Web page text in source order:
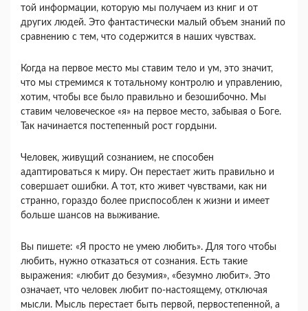
той информации, которую мы получаем из книг и от
других людей. Это фантастически малый объем знаний по
сравнению с тем, что содержится в наших чувствах.
Когда на первое место мы ставим тело и ум, это значит,
что мы стремимся к тотальному контролю и управлению,
хотим, чтобы все было правильно и безошибочно. Мы
ставим человеческое «я» на первое место, забывая о Боге.
Так начинается постепенный рост гордыни.
Человек, живущий сознанием, не способен
адаптироваться к миру. Он перестает жить правильно и
совершает ошибки. А тот, кто живет чувствами, как ни
странно, гораздо более приспособлен к жизни и имеет
больше шансов на выживание.
Вы пишете: «Я просто не умею любить». Для того чтобы
любить, нужно отказаться от сознания. Есть такие
выражения: «любит до безумия», «безумно любит». Это
означает, что человек любит по-настоящему, отключая
мысли. Мысль перестает быть первой, первостепенной, а